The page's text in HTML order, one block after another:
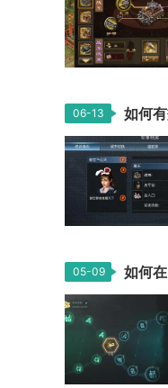
06-13 如何
05-09 如何